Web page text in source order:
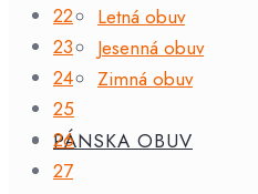
Letná obuv
Jesenná obuv
Zimná obuv
PÁNSKA OBUV
22
23
24
25
26
27